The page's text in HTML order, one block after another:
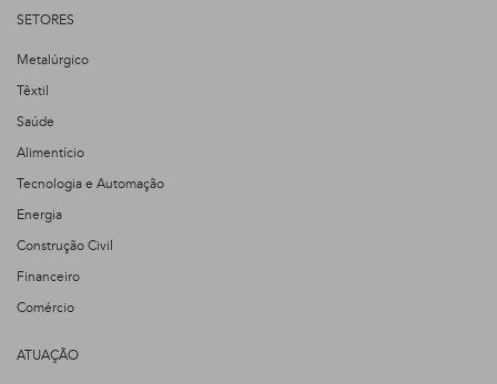
SETORES
Metalúrgico
Têxtil
Saúde
Alimentício
Tecnologia e Automação
Energia
Construção Civil
Financeiro
Comércio
ATUAÇÃO